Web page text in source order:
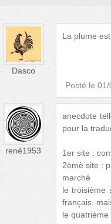
Dasco
La plume
Posté le 01/
rené1953
anecdote
pour la
1er site :
2èmè site :
marché
le troisième
français.
le quatrième